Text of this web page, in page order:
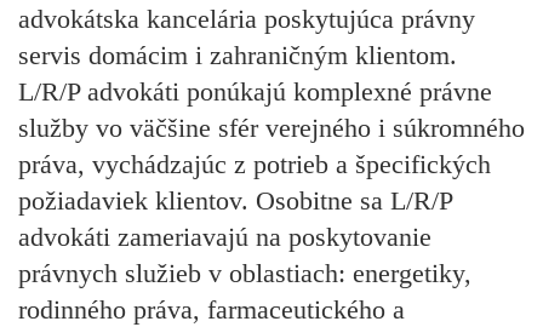
advokátska kancelária poskytujúca právny
servis domácim i zahraničným klientom.
L/R/P advokáti ponúkajú komplexné právne
služby vo väčšine sfér verejného i súkromného
práva, vychádzajúc z potrieb a špecifických
požiadaviek klientov. Osobitne sa L/R/P
advokáti zameriavajú na poskytovanie
právnych služieb v oblastiach: energetiky,
rodinného práva, farmaceutického a